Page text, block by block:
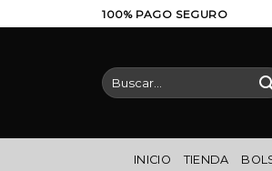
al
100% PAGO SEGURO
Buscar
por:
INICIO TIENDA